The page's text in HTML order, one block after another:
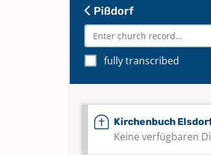
Pißdorf
fully transcribed
Kirchenbuch
Keine verfügbaren